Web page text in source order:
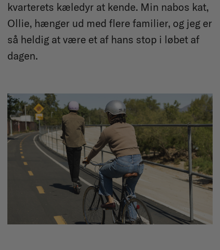
kvarterets kæledyr at kende. Min nabos kat,
Ollie, hænger ud med flere familier, og jeg er
så heldig at være et af hans stop i løbet af
dagen.